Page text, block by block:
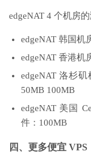
edgeNAT 4 个机房的
edgeNAT 韩国机
edgeNAT 香港机
edgeNAT 洛杉
50MB 100MB
edgeNAT 美国
件：100MB
四、更多便宜 VPS